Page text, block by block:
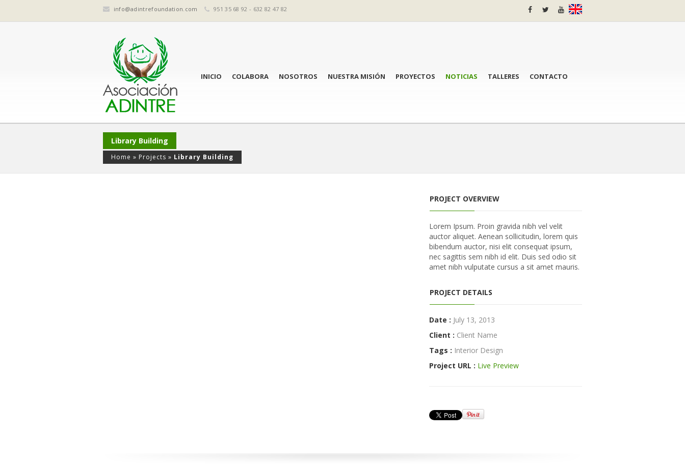
info@adintrefoundation.com 951 35 68 92 - 632 82 47 82
INICIO COLABORA NOSOTROS NUESTRA MISIÓN PROYECTOS NOTICIAS TALLERES CONTACTO
Library Building
Home » Projects » Library Building
PROJECT OVERVIEW
Lorem Ipsum. Proin gravida nibh vel velit
auctor aliquet. Aenean sollicitudin, lorem quis
bibendum auctor, nisi elit consequat ipsum,
nec sagittis sem nibh id elit. Duis sed odio sit
amet nibh vulputate cursus a sit amet mauris.
PROJECT DETAILS
Date : July 13, 2013
Client : Client Name
Tags : Interior Design
Project URL : Live Preview